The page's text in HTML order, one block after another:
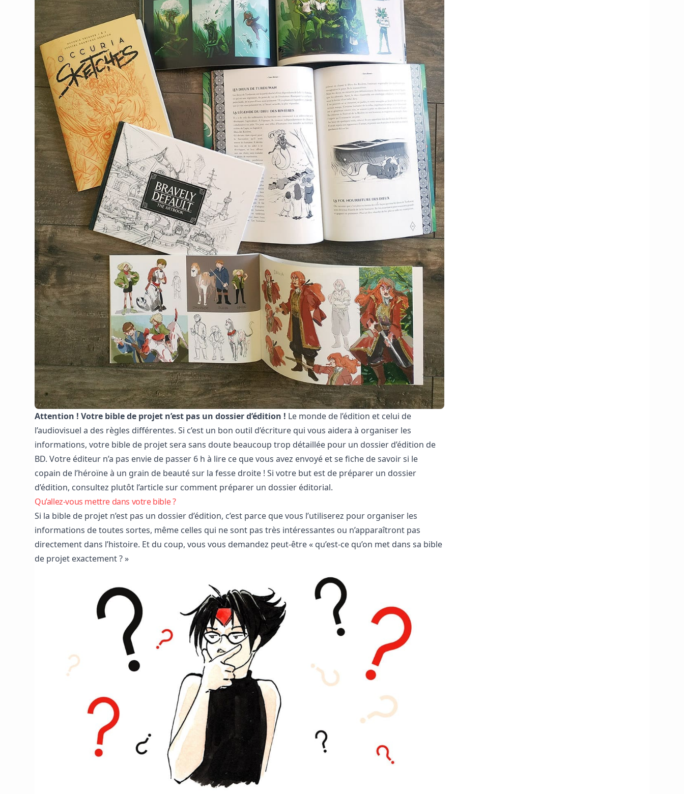
Attention ! Votre bible de projet n’est pas un dossier d’édition ! Le monde de l’édition et celui de
l’audiovisuel a des règles différentes. Si c’est un bon outil d’écriture qui vous aidera à organiser les
informations, votre bible de projet sera sans doute beaucoup trop détaillée pour un dossier d’édition de
BD. Votre éditeur n’a pas envie de passer 6 h à lire ce que vous avez envoyé et se fiche de savoir si le
copain de l’héroïne à un grain de beauté sur la fesse droite ! Si votre but est de préparer un dossier
d’édition, consultez plutôt l’article sur comment préparer un dossier éditorial.
Qu’allez-vous mettre dans votre bible ?
Si la bible de projet n’est pas un dossier d’édition, c’est parce que vous l’utiliserez pour organiser les
informations de toutes sortes, même celles qui ne sont pas très intéressantes ou n’apparaîtront pas
directement dans l’histoire. Et du coup, vous vous demandez peut-être « qu’est-ce qu’on met dans sa bible
de projet exactement ? »